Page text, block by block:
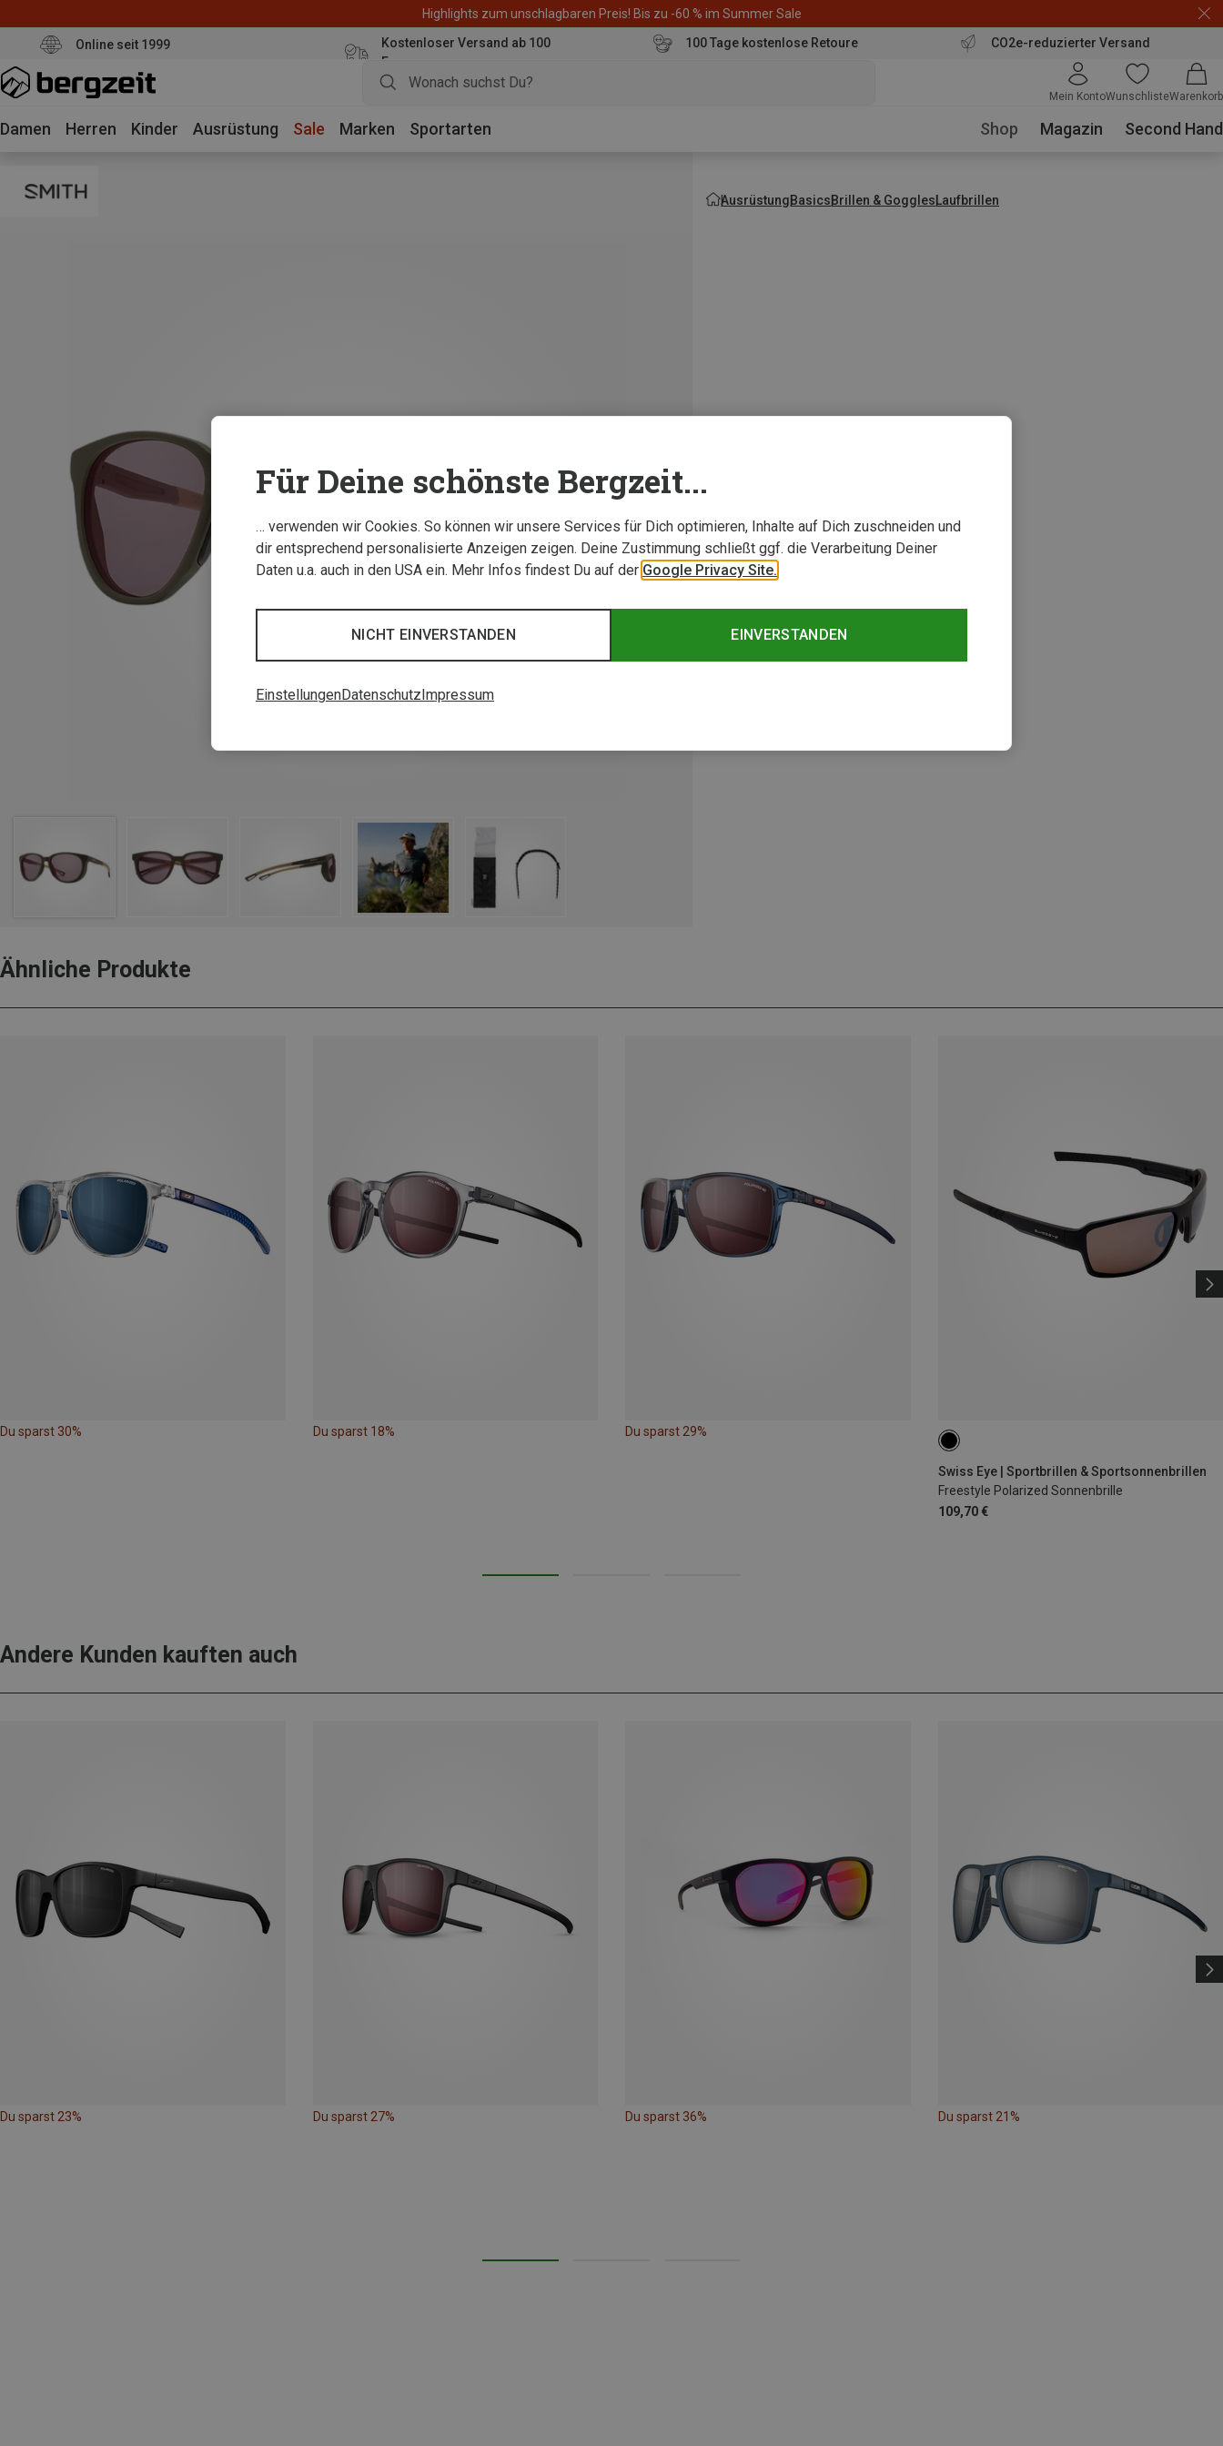
Highlights zum unschlagbaren Preis! Bis zu -60 % im Summer Sale
Online seit 1999
Kostenloser Versand ab 100
Euro
100 Tage kostenlose Retoure CO2e-reduzierter Versand
Mein KontoWunschlisteWarenkorb
Damen Herren Kinder Ausrüstung Sale Marken Sportarten Shop Magazin Second Hand
AusrüstungBasicsBrillen & GogglesLaufbrillen
Ähnliche Produkte
Du sparst 30% Du sparst 18% Du sparst 29%
Swiss Eye | Sportbrillen & Sportsonnenbrillen
Freestyle Polarized Sonnenbrille
109,70 €
Andere Kunden kauften auch
Du sparst 23% Du sparst 27% Du sparst 36% Du sparst 21%
Für Deine schönste Bergzeit...
… verwenden wir Cookies. So können wir unsere Services für Dich optimieren, Inhalte auf Dich zuschneiden und
dir entsprechend personalisierte Anzeigen zeigen. Deine Zustimmung schließt ggf. die Verarbeitung Deiner
Daten u.a. auch in den USA ein. Mehr Infos findest Du auf der Google Privacy Site.
EINVERSTANDEN
NICHT EINVERSTANDEN
EinstellungenDatenschutz Impressum